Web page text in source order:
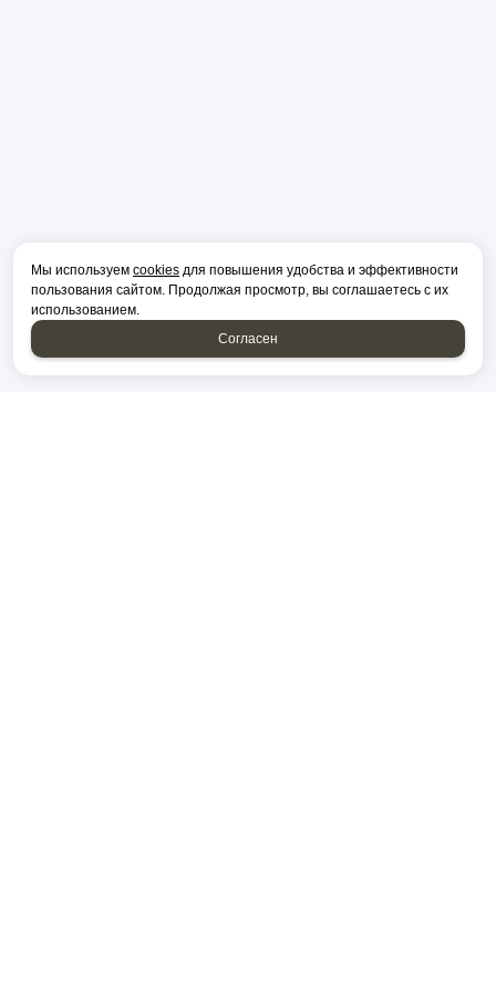
Мы используем cookies для повышения удобства и эффективности
пользования сайтом. Продолжая просмотр, вы соглашаетесь с их
использованием.
Согласен